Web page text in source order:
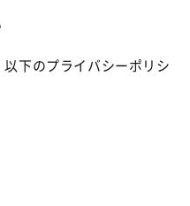
下のプライバシーポリシ